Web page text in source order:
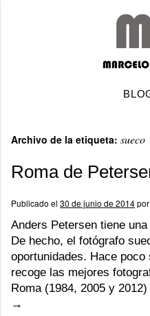
Archivo de la etiqueta: sueco
Roma de
Publicado el 30 de junio de 2014por
Anders Petersen tiene
De hecho, el fotógrafo
oportunidades. Hace
recoge las mejores
Roma (1984, 2005 y
→